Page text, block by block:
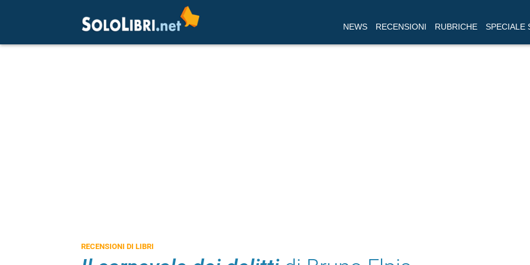
NEWS RECENSIONI RUBRICHE SPECIALE
RECENSIONI DI LIBRI